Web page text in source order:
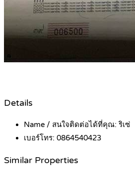
Details
Name / สนใจติดต่อได้ที่คุณ: ริเซ่
เบอร์โทร: 0864540423
Similar Properties